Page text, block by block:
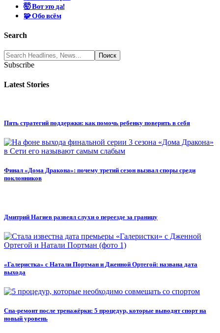
🤯 Вот это да!
🧩 Обо всём
Search
Subscribe
Latest Stories
Пять стратегий поддержки: как помочь ребенку поверить в себя
Финал «Дома Дракона»: почему третий сезон вызвал споры среди
поклонников
Дмитрий Нагиев развеял слухи о переезде за границу
«Галеристка» с Натали Портман и Дженной Ортегой: названа дата
выхода
Спа-ремонт после тренажёрки: 5 процедур, которые выводят спорт на
новый уровень